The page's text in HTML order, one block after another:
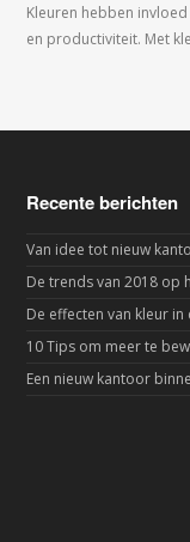
Kleuren hebben
en productiviteit. Met
Recente berichten
Van idee tot nieuw
De trends van 2018 op
De effecten van kleur
10 Tips om meer te
Een nieuw kantoor